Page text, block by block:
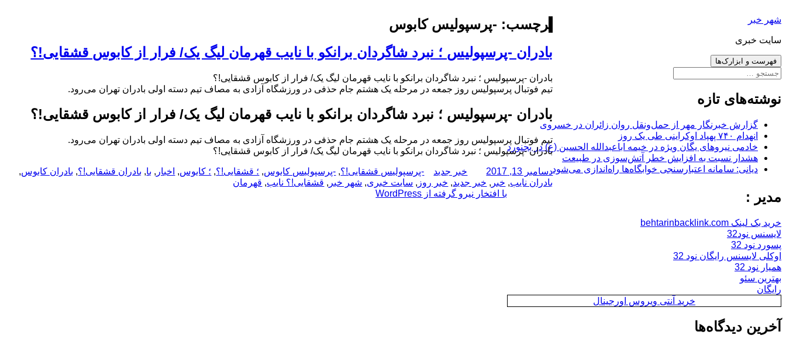
به
شهر خبر
سایت خبری
فهرست و ابزارک‌ها
جستجو
نوشته‌های تازه
گزارش خبرنگار مهر از حمل‌ونقل روان زائران در خسروی
انهدام ۷۴۰ پهپاد اوکراینی طی یک روز
خادمی نیروهای یگان ویژه در خیمه اباعبدالله الحسین (ع) در بجنورد
هشدار نسبت به افزایش خطر آتش‌سوزی در طبیعت
دیانی: سامانه اعتبارسنجی خوابگاه‌ها راه‌اندازی می‌شود
مدیر :
خرید بک لینک behtarinbacklink.com
لایسنس نود32
پسورد نود 32
اوکلی لایسنس رایگان نود 32
همیار نود 32
بهترین سئو
رایگان
خرید آنتی ویروس اورجینال
آخرین دیدگاه‌ها
برچسب: -پرسپولیس کابوس
بادران -پرسپولیس ؛ نبرد شاگردان برانکو با نایب قهرمان لیگ یک/ فرار از کابوس قشقایی!؟
بادران -پرسپولیس ؛ نبرد شاگردان برانکو با نایب قهرمان لیگ یک/ فرار از کابوس قشقایی!؟
تیم فوتبال پرسپولیس روز جمعه در مرحله یک هشتم جام حذفی در ورزشگاه آزادی به مصاف تیم دسته اولی بادران تهران می‌رود.
بادران -پرسپولیس ؛ نبرد شاگردان برانکو با نایب قهرمان لیگ یک/ فرار از کابوس قشقایی!؟
تیم فوتبال پرسپولیس روز جمعه در مرحله یک هشتم جام حذفی در ورزشگاه آزادی به مصاف تیم دسته اولی بادران تهران می‌رود.
بادران -پرسپولیس ؛ نبرد شاگردان برانکو با نایب قهرمان لیگ یک/ فرار از کابوس قشقایی!؟
ارسال
شده
دسامبر 13, 2017 نویسنده
دسته‌ها
خبر جدید برچسب‌ها
-پرسپولیس قشقایی!؟, -پرسپولیس کابوس, ؛ قشقایی!؟, ؛ کابوس, اخبار , با, بادران قشقایی!؟, بادران کابوس,
بادران نایب, خبر , خبر جدید, خبر روز , سایت خبری, شهر خبر , قشقایی!؟ نایب, قهرمان
با افتخار نیرو گرفته از WordPress